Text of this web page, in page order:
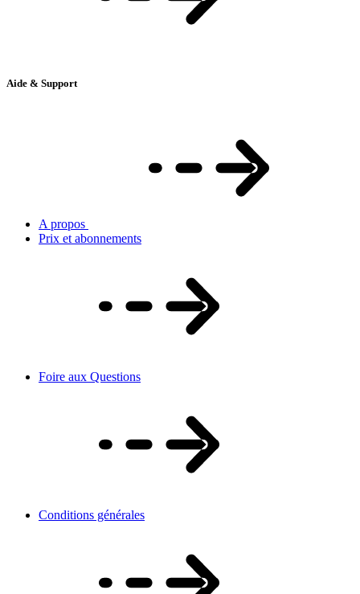
Aide & Support
A propos
Prix et abonnements
Foire aux Questions
Conditions générales